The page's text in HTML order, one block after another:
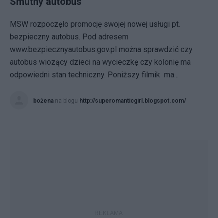
MSW rozpoczęło promocję swojej nowej usługi pt.
bezpieczny autobus. Pod adresem
www.bezpiecznyautobus.gov.pl można sprawdzić czy
autobus wiozący dzieci na wycieczkę czy kolonię ma
odpowiedni stan techniczny. Poniższy filmik ma...
bożena na blogu http://superomanticgirl.blogspot.com/